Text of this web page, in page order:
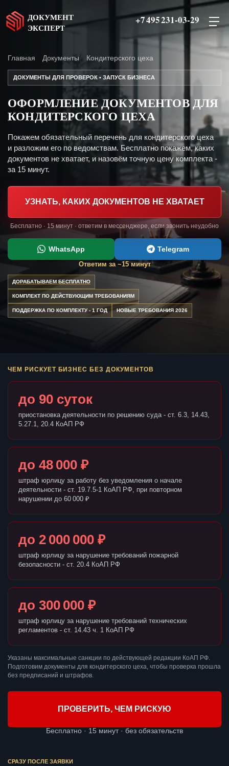
ДОКУМЕНТ
ЭКСПЕРТ
+7 495 231-03-29
Главная Документы Кондитерского цеха
ДОКУМЕНТЫ ДЛЯ ПРОВЕРОК • ЗАПУСК БИЗНЕСА
ОФОРМЛЕНИЕ ДОКУМЕНТОВ ДЛЯ
КОНДИТЕРСКОГО ЦЕХА
Покажем обязательный перечень для кондитерского цеха
и разложим его по ведомствам. Бесплатно покажем, каких
документов не хватает, и назовём точную цену комплекта -
за 15 минут.
УЗНАТЬ, КАКИХ ДОКУМЕНТОВ НЕ ХВАТАЕТ
Бесплатно · 15 минут · ответим в мессенджере, если звонить неудобно
WhatsApp Telegram
Ответим за ~15 минут
ДОРАБАТЫВАЕМ БЕСПЛАТНО
КОМПЛЕКТ ПО ДЕЙСТВУЮЩИМ ТРЕБОВАНИЯМ
ПОДДЕРЖКА ПО КОМПЛЕКТУ - 1 ГОД НОВЫЕ ТРЕБОВАНИЯ 2026
ЧЕМ РИСКУЕТ БИЗНЕС БЕЗ ДОКУМЕНТОВ
до 90 суток
приостановка деятельности по решению суда - ст. 6.3, 14.43,
5.27.1, 20.4 КоАП РФ
до 48 000 ₽
штраф юрлицу за работу без уведомления о начале
деятельности - ст. 19.7.5-1 КоАП РФ, при повторном
нарушении до 60 000 ₽
до 2 000 000 ₽
штраф юрлицу за нарушение требований пожарной
безопасности - ст. 20.4 КоАП РФ
до 300 000 ₽
штраф юрлицу за нарушение требований технических
регламентов - ст. 14.43 ч. 1 КоАП РФ
Указаны максимальные санкции по действующей редакции КоАП РФ.
Подготовим документы для кондитерского цеха, чтобы проверка прошла
без предписаний и штрафов.
ПРОВЕРИТЬ, ЧЕМ РИСКУЮ
Бесплатно · 15 минут · без обязательств
СРАЗУ ПОСЛЕ ЗАЯВКИ